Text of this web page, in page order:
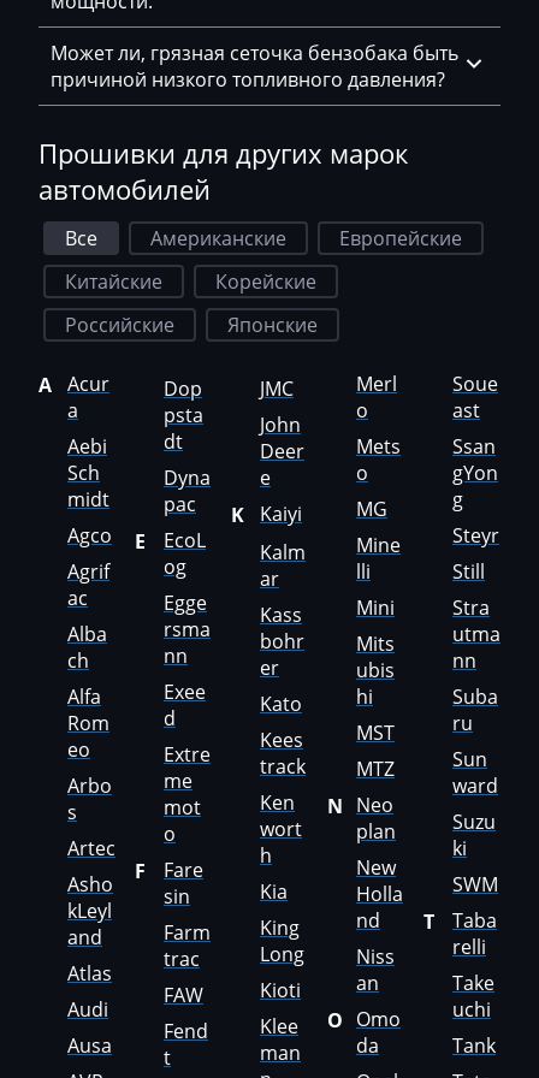
Hatz
Haval
Hawtai
Hidromek
Higer
Hino
Hitachi
Honda
Hongqi
Howo
Huanghai
Hummer
Hyster
Hyundai
Infiniti
International
Iran Khodro
Isuzu
Iveco
Jac
Jaecoo
Jaguar
JCB
Может ли, грязная сеточка бензобака быть
причиной низкого топливного давления?
Прошивки для других марок
автомобилей
Все Американские
Европейские
Китайские
Корейские
Российские
Японские
A Acur
a
Aebi
Sch
midt
Agco
Agrif
ac
Alba
ch
Alfa
Rom
eo
Arbo
s
Artec
Asho
kLeyl
and
Atlas
Audi
Ausa
Dop
psta
dt
Dyna
pac
E
EcoL
og
Egge
rsma
nn
Exee
d
Extre
me
mot
o
F
Fare
sin
Farm
trac
FAW
Fend
t
JMC
John
Deer
e
K
Kaiyi
Kalm
ar
Kass
bohr
er
Kato
Kees
track
Ken
wort
h
Kia
King
Long
Kioti
Klee
man
Merl
o
Mets
o
MG
Mine
lli
Mini
Mits
ubis
hi
MST
MTZ
N Neo
plan
New
Holla
nd
Niss
an
O Omo
da
Soue
ast
Ssan
gYon
g
Steyr
Still
Stra
utma
nn
Suba
ru
Sun
ward
Suzu
ki
SWM
T
Taba
relli
Take
uchi
Tank